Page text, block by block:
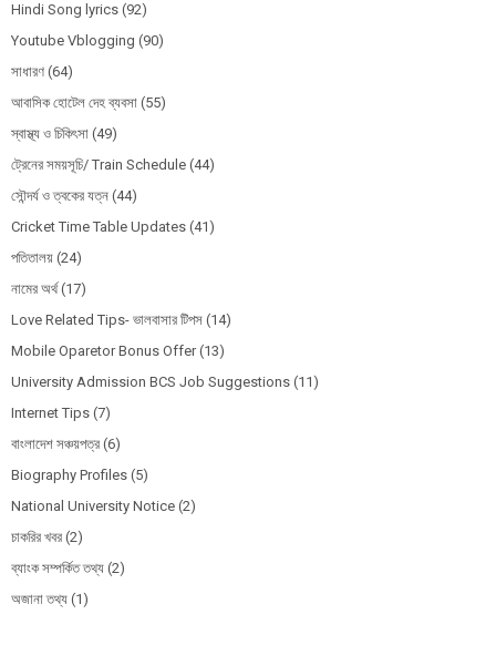
Hindi Song lyrics (92)
Youtube Vblogging (90)
সাধারণ (64)
আবাসিক হোটেল দেহ ব্যবসা (55)
স্বাস্থ্য ও চিকিৎসা (49)
ট্রেনের সময়সূচি/ Train Schedule (44)
সৌন্দর্য ও ত্বকের যত্ন (44)
Cricket Time Table Updates (41)
পতিতালয় (24)
নামের অর্থ (17)
Love Related Tips- ভালবাসার টিপস (14)
Mobile Oparetor Bonus Offer (13)
University Admission BCS Job Suggestions (11)
Internet Tips (7)
বাংলাদেশ সঞ্চয়পত্র (6)
Biography Profiles (5)
National University Notice (2)
চাকরির খবর (2)
ব্যাংক সম্পর্কিত তথ্য (2)
অজানা তথ্য (1)